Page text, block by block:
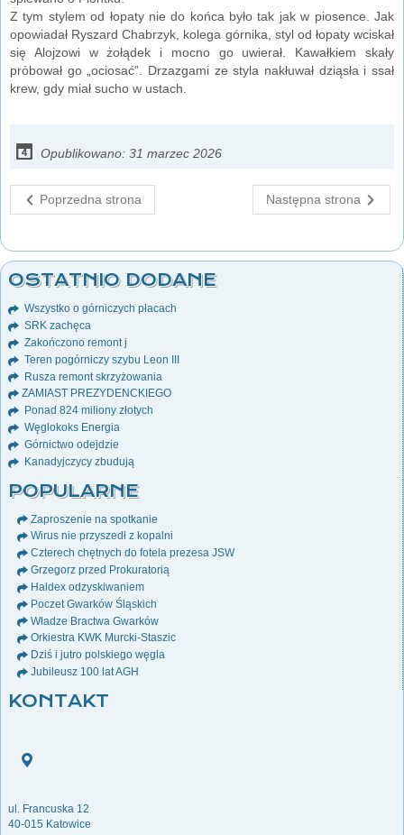
Z tym stylem od łopaty nie do końca było tak jak w piosence. Jak
opowiadał Ryszard Chabrzyk, kolega górnika, styl od łopaty wciskał
się Alojzowi w żołądek i mocno go uwierał. Kawałkiem skały
próbował go „ociosać”. Drzazgami ze styla nakłuwał dziąsła i ssał
krew, gdy miał sucho w ustach.
Opublikowano: 31 marzec 2026
Poprzedna strona Następna strona
OSTATNIO DODANE
Wszystko o górniczych płacach
SRK zachęca
Zakończono remont j
Teren pogórniczy szybu Leon III
Rusza remont skrzyżowania
ZAMIAST PREZYDENCKIEGO
Ponad 824 miliony złotych
Węglokoks Energia
Górnictwo odejdzie
Kanadyjczycy zbudują
POPULARNE
Zaproszenie na spotkanie
Wirus nie przyszedł z kopalni
Czterech chętnych do fotela prezesa JSW
Grzegorz przed Prokuratorią
Haldex odzyskiwaniem
Poczet Gwarków Śląskich
Władze Bractwa Gwarków
Orkiestra KWK Murcki-Staszic
Dziś i jutro polskiego węgla
Jubileusz 100 lat AGH
KONTAKT
ul. Francuska 12
40-015 Katowice